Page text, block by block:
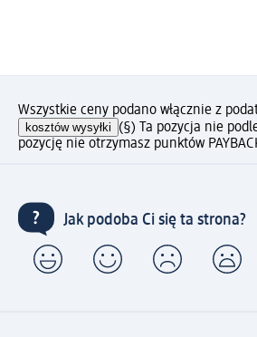
Wszystkie ceny podano włącznie z
kosztów wysyłki (§) Ta pozycja nie
pozycję nie otrzymasz punktów
Jak podoba Ci się ta strona?